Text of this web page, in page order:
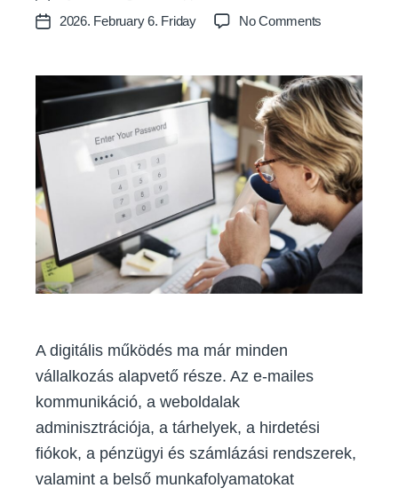
author
Post2026. February 6. Friday No Comments
a
jelszavaidat
Gyakori
hibák
és
bevált
módszerek
A digitális működés ma már minden
vállalkozás alapvető része. Az e-mailes
kommunikáció, a weboldalak
adminisztrációja, a tárhelyek, a hirdetési
fiókok, a pénzügyi és számlázási rendszerek,
valamint a belső munkafolyamatokat